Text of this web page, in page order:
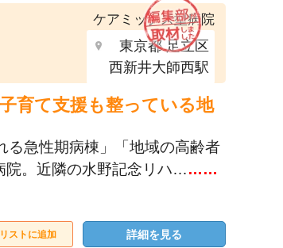
ケアミックス型病院
東京都 足立区
西新井大師西駅
育て支援も整っている地
る急性期病棟」「地域の高齢者
院。近隣の水野記念リハ………
ストに追加 詳細を見る